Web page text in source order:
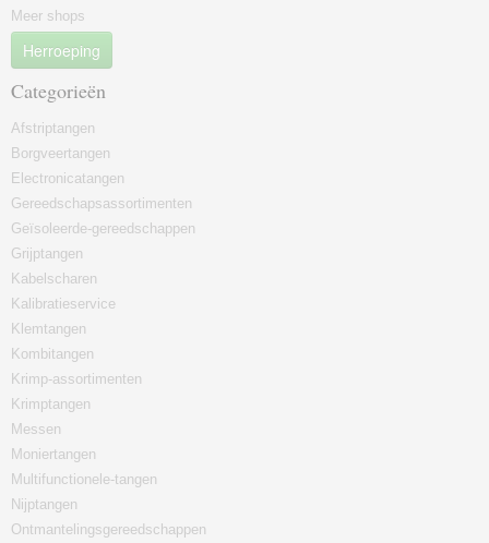
Meer shops
Herroeping
Categorieën
Afstriptangen
Borgveertangen
Electronicatangen
Gereedschapsassortimenten
Geïsoleerde-gereedschappen
Grijptangen
Kabelscharen
Kalibratieservice
Klemtangen
Kombitangen
Krimp-assortimenten
Krimptangen
Messen
Moniertangen
Multifunctionele-tangen
Nijptangen
Ontmantelingsgereedschappen